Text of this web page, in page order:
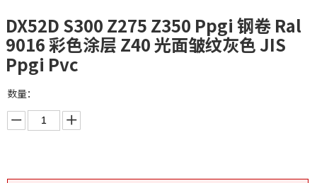
DX52D S300 Z275 Z350 Ppgi 钢卷 Ral
9016 彩色涂层 Z40 光面皱纹灰色 JIS
Ppgi Pvc
数量：